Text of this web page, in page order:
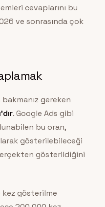
cevaplarını bu
ve sonrasında çok
gereken
. Google Ads gibi
bu oran,
gösterilebileceği
gösterildiğini
kez gösterilme